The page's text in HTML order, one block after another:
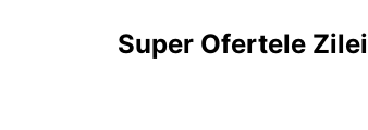
Super Ofertele Zilei